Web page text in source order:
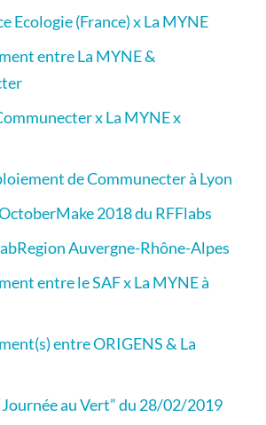
Ecologie (France) x La MYNE
entre La MYNE &
x La MYNE x
de Communecter à Lyon
2018 du RFFlabs
Auvergne-Rhône-Alpes
entre le SAF x La MYNE à
entre ORIGENS & La
au Vert” du 28/02/2019